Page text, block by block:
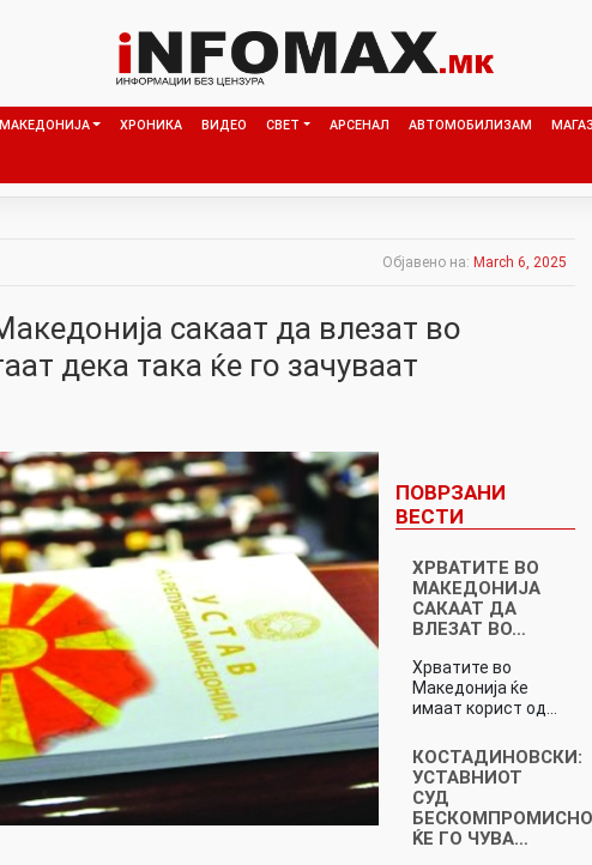
МАКЕДОНИЈА ХРОНИКА ВИДЕО СВЕТ АРСЕНАЛ АВТОМОБИЛИЗАМ
Објавено на: March 6, 2025
сакаат да влезат во
дека така ќе го зачуваат
ПОВРЗАНИ
ВЕСТИ
ХРВАТИТЕ ВО
МАКЕДОНИЈА
САКААТ ДА
ВЛЕЗАТ ВО…
Хрватите во
Македонија ќе
имаат корист од…
КОСТАДИНОВСКИ:
УСТАВНИОТ
СУД
БЕСКОМПРОМИСНО
ЌЕ ГО ЧУВА…